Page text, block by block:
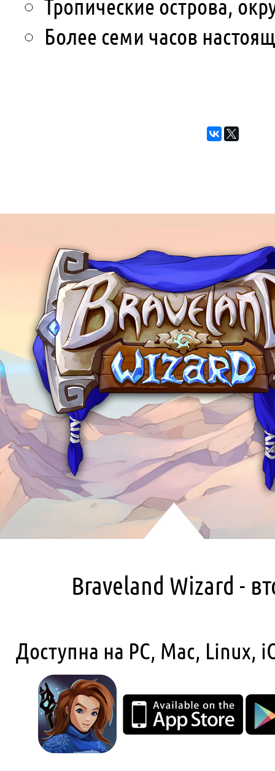
Тропические острова,
Более семи часов
Braveland Wizard -
Доступна на PC, Mac, Linux,